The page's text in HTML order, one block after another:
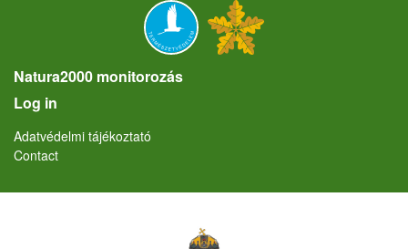
Natura2000 monitorozás
User account menu
Log in
Lábléc
Adatvédelmi tájékoztató
Contact